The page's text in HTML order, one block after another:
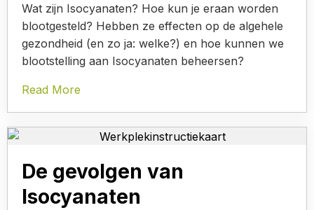
Wat zijn Isocyanaten? Hoe kun je eraan worden
blootgesteld? Hebben ze effecten op de algehele
gezondheid (en zo ja: welke?) en hoe kunnen we
blootstelling aan Isocyanaten beheersen?
Read More
De gevolgen van
Isocyanaten